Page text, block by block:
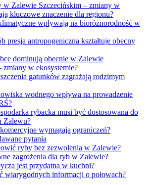
w Zalewie Szczecińskim – zmiany w
kluczowe znaczenie dla regionu?
wpływają na bioróżnorodność w
presja antropogeniczna kształtuje obecny
dominują obecnie w Zalewie
zmiany w ekosystemie?
gatunków zagrażają rodzimym
wodnego wpływa na prowadzenie
rybacka musi być dostosowana do
Zalewu?
wymagają ograniczeń?
pytania
ryby bez zezwolenia w Zalewie?
zagrożenia dla ryb w Zalewie?
jest przydatna w kuchni?
wiarygodnych informacji o połowach?